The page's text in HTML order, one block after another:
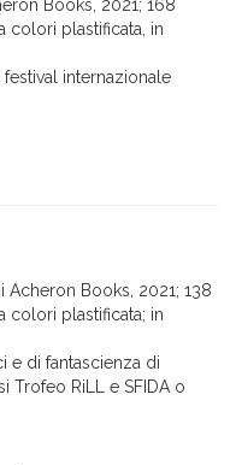
Books, 2021; 168
colori plastificata, in
internazionale
Books, 2021; 138
colori plastificata; in
e di fantascienza di
Trofeo RiLL e SFIDA o